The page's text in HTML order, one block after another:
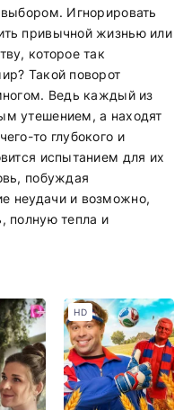
Игнорировать
привычной жизнью или
которое так
Такой поворот
Ведь каждый из
утешением, а находят
то глубокого и
испытанием для их
побуждая
неудачи и возможно,
полную тепла и
HD